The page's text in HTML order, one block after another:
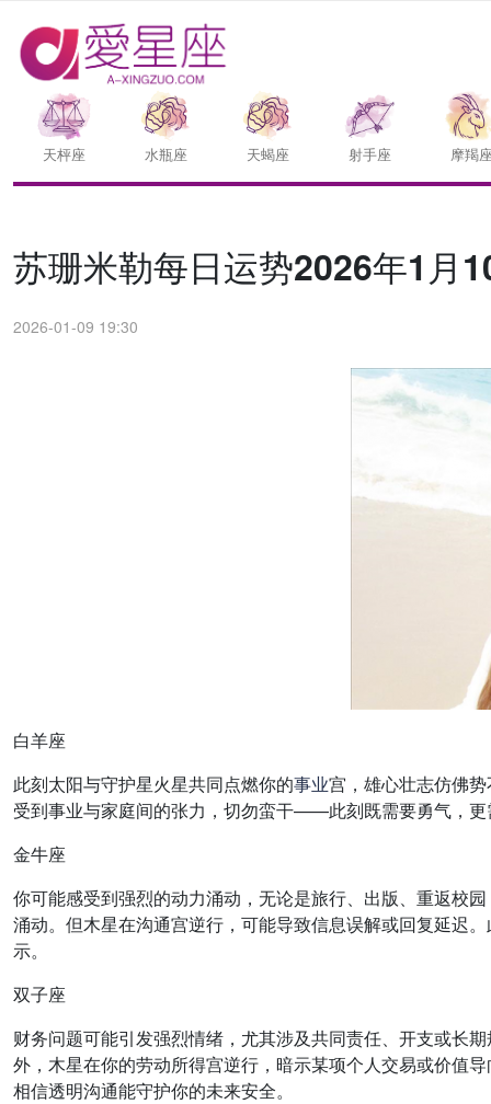
天枰座 水瓶座 天蝎座 射手座 摩羯
苏珊米勒每日运势2026年1月
2026-01-09 19:30
白羊座
此刻太阳与守护星火星共同点燃你的事业宫，雄心壮志仿佛
受到事业与家庭间的张力，切勿蛮干——此刻既需要勇气，
金牛座
你可能感受到强烈的动力涌动，无论是旅行、出版、重返校
涌动。但木星在沟通宫逆行，可能导致信息误解或回复延迟
示。
双子座
财务问题可能引发强烈情绪，尤其涉及共同责任、开支或长
外，木星在你的劳动所得宫逆行，暗示某项个人交易或价值
相信透明沟通能守护你的未来安全。